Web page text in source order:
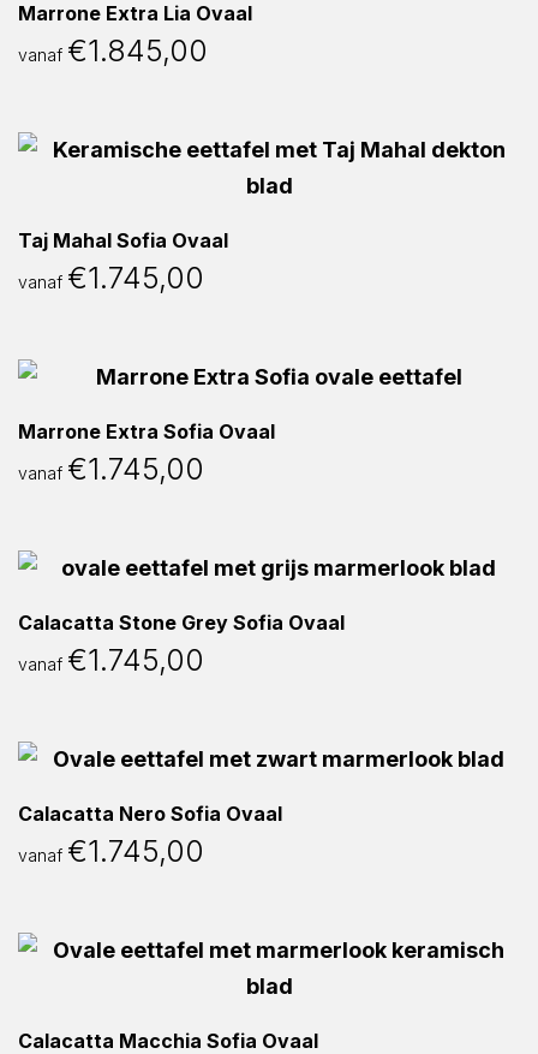
Marrone Extra Lia Ovaal
vanaf €1.845,00
Taj Mahal Sofia Ovaal
vanaf €1.745,00
Marrone Extra Sofia Ovaal
vanaf €1.745,00
Calacatta Stone Grey Sofia Ovaal
vanaf €1.745,00
Calacatta Nero Sofia Ovaal
vanaf €1.745,00
Calacatta Macchia Sofia Ovaal